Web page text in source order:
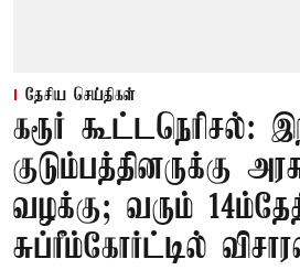
தேசிய செய்திகள்
கரூர் கூட்டநெரிசல்:
குடும்பத்தினருக்கு
வழக்கு; வரும்
சுப்ரீம்கோர்ட்டில்